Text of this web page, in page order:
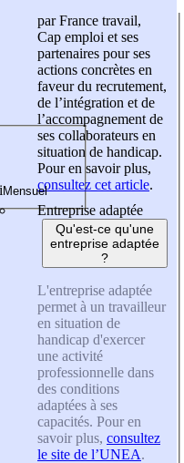
par France travail,
Cap emploi et ses
partenaires pour ses
actions concrètes en
faveur du recrutement,
de l’intégration et de
l’accompagnement de
ses collaborateurs en
situation de handicap.
Pour en savoir plus,
consultez cet article.
Entreprise adaptée
Qu'est-ce qu'une
entreprise adaptée
?
L'entreprise adaptée
permet à un travailleur
en situation de
handicap d'exercer
une activité
professionnelle dans
des conditions
adaptées à ses
capacités. Pour en
savoir plus, consultez
le site de l’UNEA.